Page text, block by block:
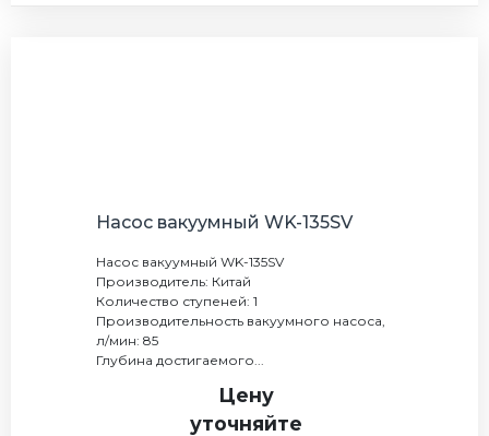
Насос вакуумный WK-135SV
Насос вакуумный WK-135SV
Производитель: Китай
Количество ступеней: 1
Производительность вакуумного насоса,
л/мин: 85
Глубина достигаемого...
Цену
уточняйте